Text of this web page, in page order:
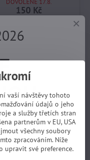
150 Kč
vaší návštěvy tohoto
údajů o jeho
a služby třetích stran
partnerům v EU, USA
všechny soubory
zpracováním. Níže
upravit své preference.
budeme